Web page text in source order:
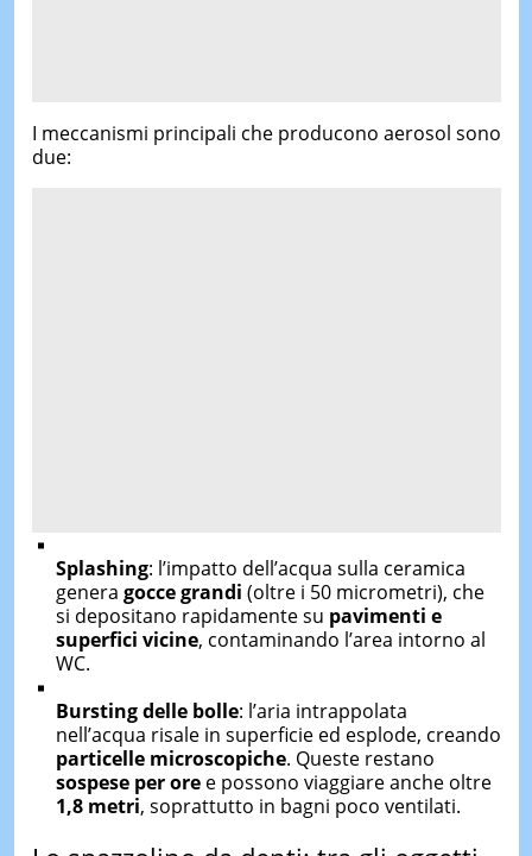
I meccanismi principali che producono aerosol sono
due:
Splashing: l’impatto dell’acqua sulla ceramica
genera gocce grandi (oltre i 50 micrometri), che
si depositano rapidamente su pavimenti e
superfici vicine, contaminando l’area intorno al
WC.
Bursting delle bolle: l’aria intrappolata
nell’acqua risale in superficie ed esplode, creando
particelle microscopiche. Queste restano
sospese per oree possono viaggiare anche oltre
1,8 metri, soprattutto in bagni poco ventilati.